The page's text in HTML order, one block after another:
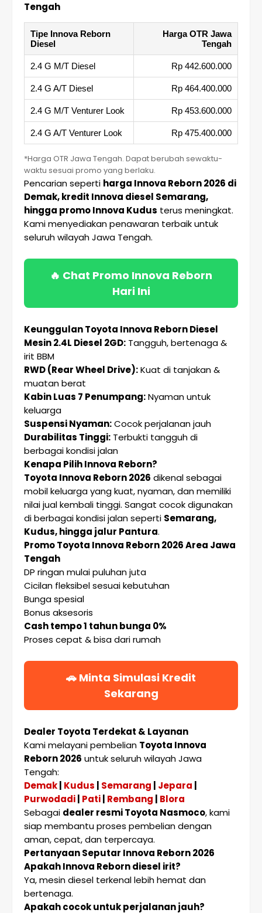
Tengah
Tipe Innova Reborn
Diesel
Harga OTR Jawa
Tengah
2.4 G M/T Diesel Rp 442.600.000
2.4 G A/T Diesel Rp 464.400.000
2.4 G M/T Venturer Look Rp 453.600.000
2.4 G A/T Venturer Look Rp 475.400.000
*Harga OTR Jawa Tengah. Dapat berubah sewaktu-
waktu sesuai promo yang berlaku.
Pencarian seperti harga Innova Reborn 2026 di
Demak, kredit Innova diesel Semarang,
hingga promo Innova Kudus terus meningkat.
Kami menyediakan penawaran terbaik untuk
seluruh wilayah Jawa Tengah.
🔥 Chat Promo Innova Reborn
Hari Ini
Keunggulan Toyota Innova Reborn Diesel
Mesin 2.4L Diesel 2GD: Tangguh, bertenaga &
irit BBM
RWD (Rear Wheel Drive):Kuat di tanjakan &
muatan berat
Kabin Luas 7 Penumpang:Nyaman untuk
keluarga
Suspensi Nyaman:Cocok perjalanan jauh
Durabilitas Tinggi: Terbukti tangguh di
berbagai kondisi jalan
Kenapa Pilih Innova Reborn?
Toyota Innova Reborn 2026 dikenal sebagai
mobil keluarga yang kuat, nyaman, dan memiliki
nilai jual kembali tinggi. Sangat cocok digunakan
di berbagai kondisi jalan seperti Semarang,
Kudus, hingga jalur Pantura.
Promo Toyota Innova Reborn 2026 Area Jawa
Tengah
DP ringan mulai puluhan juta
Cicilan fleksibel sesuai kebutuhan
Bunga spesial
Bonus aksesoris
Cash tempo 1 tahun bunga 0%
Proses cepat & bisa dari rumah
🚗 Minta Simulasi Kredit
Sekarang
Dealer Toyota Terdekat & Layanan
Kami melayani pembelian Toyota Innova
Reborn 2026 untuk seluruh wilayah Jawa
Tengah:
Demak Kudus Semarang Jepara
Purwodadi Pati Rembang
Blora
Sebagai dealer resmi Toyota Nasmoco, kami
siap membantu proses pembelian dengan
aman, cepat, dan terpercaya.
Pertanyaan Seputar Innova Reborn 2026
Apakah Innova Reborn diesel irit?
Ya, mesin diesel terkenal lebih hemat dan
bertenaga.
Apakah cocok untuk perjalanan jauh?